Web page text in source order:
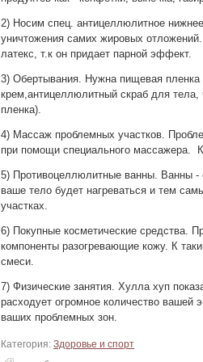
2) Носим спец. антицеллюлитное
уничтожения самих жировых
латекс, т.к он придает парной эффект.
3) Обертывания. Нужна пищевая пленка
крем,антицеллюлитный скраб для тела,
пленка).
4) Массаж проблемных участков.
при помощи специального массажера.
5) Противоцеллюлитные ванны. Ванны
ваше тело будет нагреваться и тем
участках.
6) Покупные косметические средства.
компоненты разогревающие кожу. К
смеси.
7) Физические занятия. Хулла хуп
расходует огромное количество вашей
ваших проблемных зон.
Категория: Здоровье и спорт